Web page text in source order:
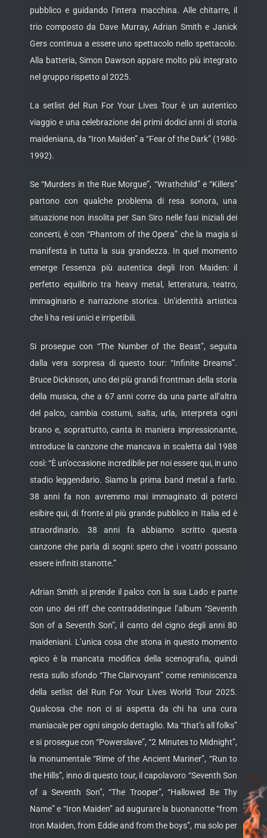
pubblico e guidando l’intera macchina. Alle chitarre, il
trio composto da Dave Murray, Adrian Smith e Janick
Gers continua a essere uno spettacolo nello spettacolo.
Alla batteria, Simon Dawson appare molto più integrato
nel gruppo rispetto al 2025.
La setlist del Run For Your Lives Tour è un autentico
viaggio e una celebrazione dei primi dodici anni di storia
maideniana, da “Iron Maiden” a “Fear of the Dark” (1980-
1992).
Se “Murders in the Rue Morgue”, “Wrathchild” e “Killers”
partono con qualche problema di resa sonora, una
situazione non insolita per San Siro nelle fasi iniziali dei
concerti, è con “Phantom of the Opera” che la magia si
manifesta in tutta la sua grandezza. In quel momento
emerge l’essenza più autentica degli Iron Maiden: il
perfetto equilibrio tra heavy metal, letteratura, teatro,
immaginario e narrazione storica. Un’identità artistica
che li ha resi unici e irripetibili.
Si prosegue con “The Number of the Beast”, seguita
dalla vera sorpresa di questo tour: “Infinite Dreams”.
Bruce Dickinson, uno dei più grandi frontman della storia
della musica, che a 67 anni corre da una parte all’altra
del palco, cambia costumi, salta, urla, interpreta ogni
brano e, soprattutto, canta in maniera impressionante,
introduce la canzone che mancava in scaletta dal 1988
così: “È un’occasione incredibile per noi essere qui, in uno
stadio leggendario. Siamo la prima band metal a farlo.
38 anni fa non avremmo mai immaginato di poterci
esibire qui, di fronte al più grande pubblico in Italia ed è
straordinario. 38 anni fa abbiamo scritto questa
canzone che parla di sogni: spero che i vostri possano
essere infiniti stanotte.”
Adrian Smith si prende il palco con la sua Lado e parte
con uno dei riff che contraddistingue l’album “Seventh
Son of a Seventh Son”, il canto del cigno degli anni 80
maideniani. L’unica cosa che stona in questo momento
epico è la mancata modifica della scenografia, quindi
resta sullo sfondo “The Clairvoyant” come reminiscenza
della setlist del Run For Your Lives World Tour 2025.
Qualcosa che non ci si aspetta da chi ha una cura
maniacale per ogni singolo dettaglio. Ma “that’s all folks”
e si prosegue con “Powerslave”, “2 Minutes to Midnight”,
la monumentale “Rime of the Ancient Mariner”, “Run to
the Hills”, inno di questo tour, il capolavoro “Seventh Son
of a Seventh Son”, “The Trooper”, “Hallowed Be Thy
Name” e “Iron Maiden” ad augurare la buonanotte “from
Iron Maiden, from Eddie and from the boys”, ma solo per